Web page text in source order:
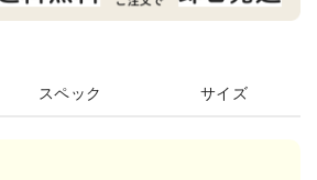
スペック サイズ